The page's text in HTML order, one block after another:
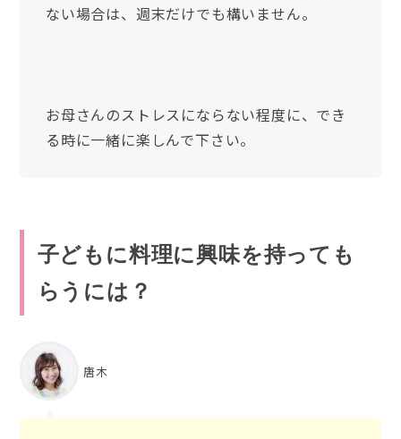
ない場合は、週末だけでも構いません。
お母さんのストレスにならない程度に、でき
る時に一緒に楽しんで下さい。
子どもに料理に興味を持っても
らうには？
唐木